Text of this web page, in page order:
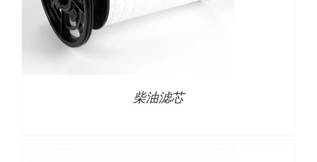
柴油滤芯